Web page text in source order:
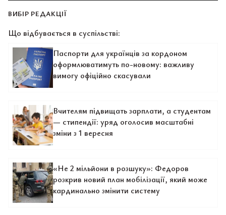
ВИБІР РЕДАКЦІЇ
Що відбувається в суспільстві:
Паспорти для українців за кордоном
оформлюватимуть по-новому: важливу
вимогу офіційно скасували
Вчителям підвищать зарплати, а студентам
— стипендії: уряд оголосив масштабні
зміни з 1 вересня
«Не 2 мільйони в розшуку»: Федоров
розкрив новий план мобілізації, який може
кардинально змінити систему